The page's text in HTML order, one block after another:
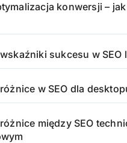
konwersji –
sukcesu w SEO
w SEO dla
między SEO